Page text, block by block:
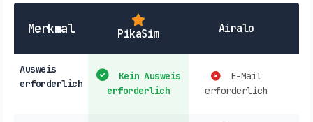
Merkmal PikaSim Airalo
Ausweis
erforderlich
Kein Ausweis
erforderlich
E-Mail
erforderlich